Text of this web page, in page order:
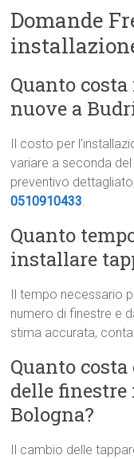
Domande
Quanto
nuove a
Il costo per
variare a seconda
preventivo
0510910433.
Quanto
installare
Il tempo necessario
numero di finestre e
stima accurata,
Quanto
delle
Bologna?
Il cambio delle